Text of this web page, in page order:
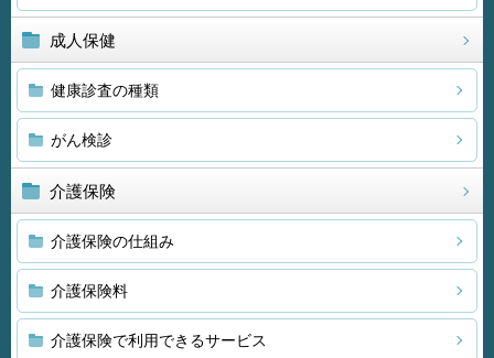
成人保健
健康診査の種類
がん検診
介護保険
介護保険の仕組み
介護保険料
介護保険で利用できるサービス